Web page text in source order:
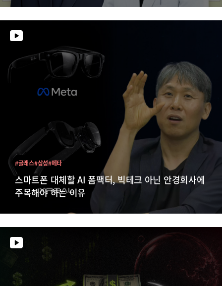
스마트폰 대체할 AI 폼팩터, 빅테크 아닌 안경회사에
주목해야 하는 이유
#글래스#삼성#메타